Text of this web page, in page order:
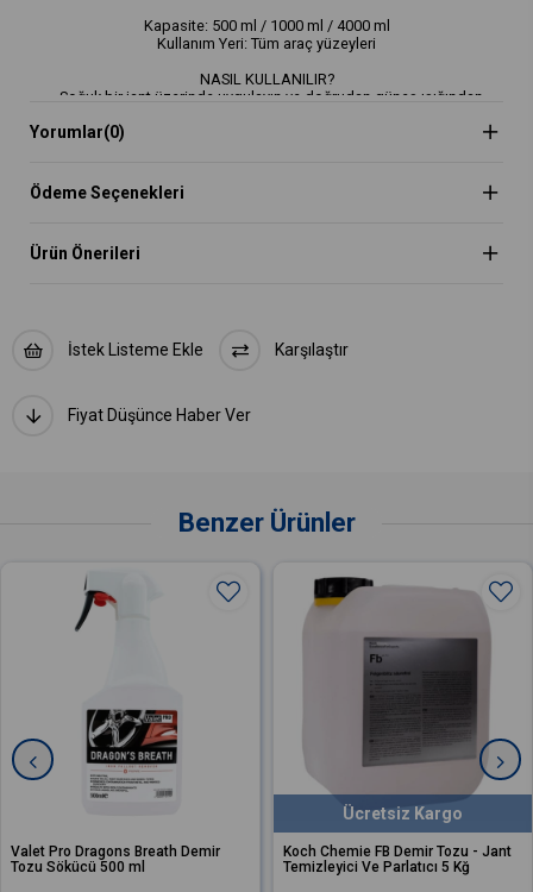
Kapasite: 500 ml / 1000 ml / 4000 ml
Kullanım Yeri: Tüm araç yüzeyleri
NASIL KULLANILIR?
• Soğuk bir jant üzerinde uygulayın ve doğrudan güneş ışığından
• Jantı ve fren kaliperini bol miktarda sıkın - yoğun bir şekilde
WheelMitt jant eldiveni ile destekleyebilirsiniz.
Yorumlar(0)
Ödeme Seçenekleri
Ürün Önerileri
İstek Listeme Ekle Karşılaştır
Fiyat Düşünce Haber Ver
Benzer Ürünler
Dragons Breath Demir
500 ml
Koch Chemie FB Demir Tozu - Jant
Temizleyici Ve Parlatıcı 5 Kğ
Ücretsiz Kargo